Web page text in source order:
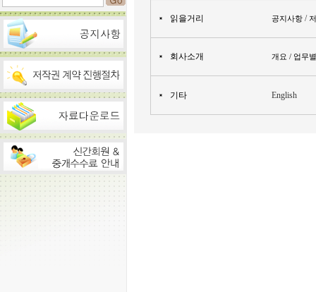
읽을거리 공지사항/
회사소개 개요 / 업무
기타 English